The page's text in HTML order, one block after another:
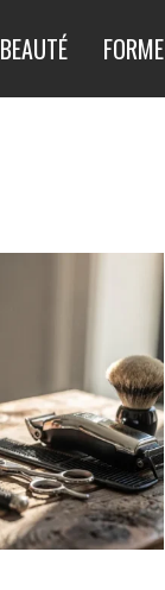
BEAUTÉ FORME